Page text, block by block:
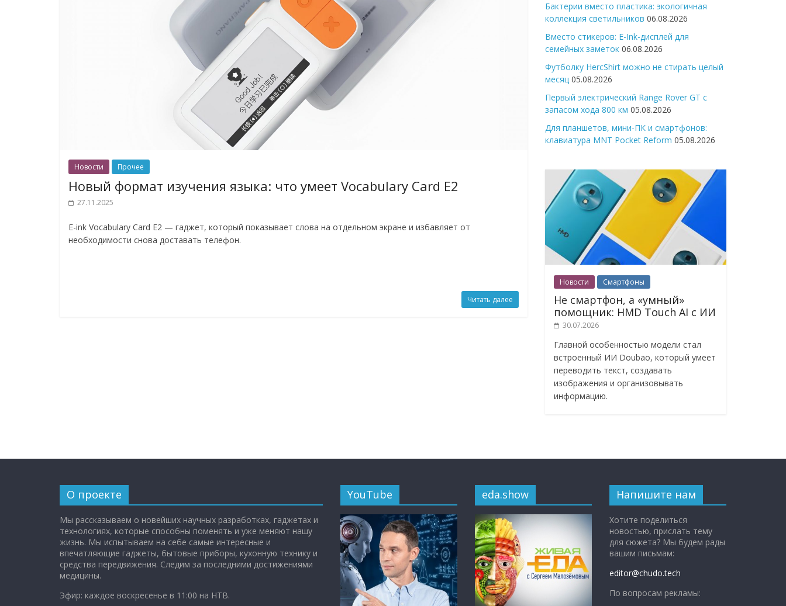
Новости Прочее
Новый формат изучения языка: что умеет Vocabulary Card E2
27.11.2025
E-ink Vocabulary Card E2 — гаджет, который показывает слова на отдельном экране и избавляет от
необходимости снова доставать телефон.
Читать далее
Бактерии вместо пластика: экологичная
коллекция светильников 06.08.2026
Вместо стикеров: E-Ink-дисплей для
семейных заметок 06.08.2026
Футболку HercShirt можно не стирать целый
месяц 05.08.2026
Первый электрический Range Rover GT с
запасом хода 800 км 05.08.2026
Для планшетов, мини-ПК и смартфонов:
клавиатура MNT Pocket Reform 05.08.2026
Новости Смартфоны
Не смартфон, а «умный»
помощник: HMD Touch AI с ИИ
30.07.2026
Главной особенностью модели стал
встроенный ИИ Doubao, который умеет
переводить текст, создавать
изображения и организовывать
информацию.
О проекте
Мы рассказываем о новейших научных разработках, гаджетах и
технологиях, которые способны поменять и уже меняют нашу
жизнь. Мы испытываем на себе самые интересные и
впечатляющие гаджеты, бытовые приборы, кухонную технику и
средства передвижения. Следим за последними достижениями
медицины.
Эфир: каждое воскресенье в 11:00 на НТВ.
YouTube eda.show Напишите нам
Хотите поделиться
новостью, прислать тему
для сюжета? Мы будем рады
вашим письмам:
editor@chudo.tech
По вопросам рекламы: